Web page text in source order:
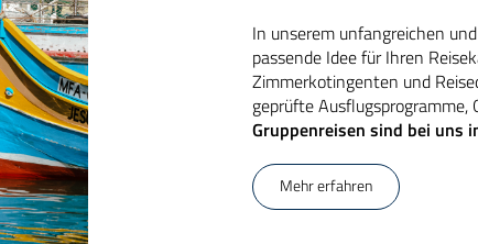
In unserem unfangreichen
passende Idee für Ihren
Zimmerkotingenten und
geprüfte
Gruppenreisen sind bei uns
Mehr erfahren